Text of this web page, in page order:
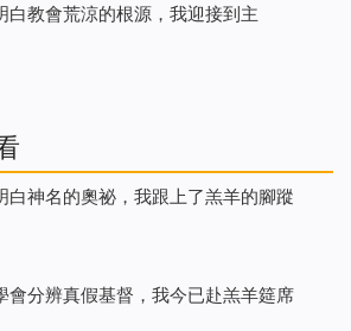
白教會荒涼的根源，我迎接到主
白神名的奧祕，我跟上了羔羊的腳蹤
會分辨真假基督，我今已赴羔羊筵席